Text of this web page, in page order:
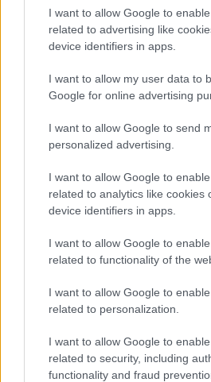
I want to allow Google to
related to advertising like
device identifiers in apps.
I want to allow my user data to
Google for online advertising
I want to allow Google to send
personalized advertising.
I want to allow Google to
related to analytics like cookies
device identifiers in apps.
I want to allow Google to
related to functionality of the
I want to allow Google to
related to personalization.
I want to allow Google to
related to security, including
functionality and fraud
Παναθηναϊκός: Υπέρ
στον Βοτανικό ο
βίντεο της
εγκαταστάσεων
«Καταρχήν συμφωνία
τη Marca
Οι δύο ομάδες
21η αγωνιστική της Serie
οι Ροσονέρι πήραν τη νίκη
στο -1 από την κορυφή
Ίντερ.